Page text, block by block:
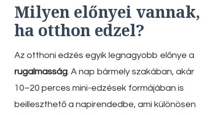
Milyen előnyei vannak,
ha otthon edzel?
Az otthoni edzés egyik legnagyobb előnye a
rugalmasság. A nap bármely szakában, akár
10–20 perces mini-edzések formájában is
beilleszthető a napirendedbe, ami különösen